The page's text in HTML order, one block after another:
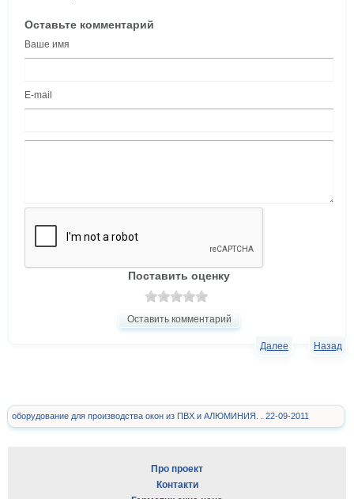
Оставьте комментарий
Ваше имя
E-mail
Поставить оценку
Оставить комментарий
Назад
Далее
оборудование для производства окон из ПВХ и АЛЮМИНИЯ. . 22-09-2011
Про проект
Контакти